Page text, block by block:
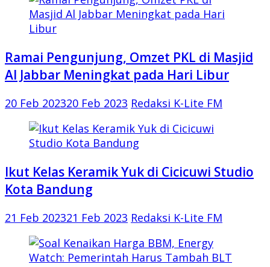
Ramai Pengunjung, Omzet PKL di Masjid
Al Jabbar Meningkat pada Hari Libur
20 Feb 202320 Feb 2023 Redaksi K-Lite FM
Ikut Kelas Keramik Yuk di Cicicuwi Studio
Kota Bandung
21 Feb 202321 Feb 2023 Redaksi K-Lite FM